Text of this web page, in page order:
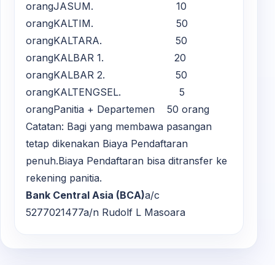
orangJASUM. 10
orangKALTIM. 50
orangKALTARA. 50
orangKALBAR 1. 20
orangKALBAR 2. 50
orangKALTENGSEL. 5
orangPanitia + Departemen 50 orang
Catatan: Bagi yang membawa pasangan
tetap dikenakan Biaya Pendaftaran
penuh.Biaya Pendaftaran bisa ditransfer ke
rekening panitia.
Bank Central Asia (BCA)a/c
5277021477a/n Rudolf L Masoara